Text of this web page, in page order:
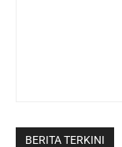
BERITA TERKINI